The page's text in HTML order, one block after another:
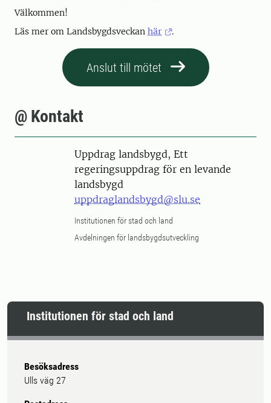
Välkommen!
Läs mer om Landsbygdsveckan här .
Anslut till mötet
@ Kontakt
Uppdrag landsbygd, Ett
regeringsuppdrag för en levande
landsbygd
uppdraglandsbygd@slu.se
Institutionen för stad och land
Avdelningen för landsbygdsutveckling
Institutionen för stad och land
Besöksadress
Ulls väg 27